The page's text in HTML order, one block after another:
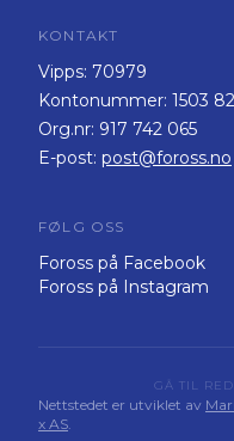
KONTAKT
Vipps: 70979
Kontonummer: 1503
Org.nr: 917 742 065
E-post: post@foross.no
FØLG OSS
Foross på Facebook
Foross på Instagram
GÅ TIL
Nettstedet er utviklet av
x AS.